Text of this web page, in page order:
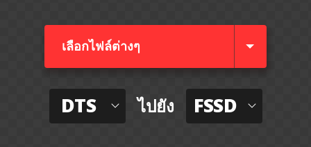
เลือกไฟล์ต่างๆ​
DTS ไปยัง FSSD